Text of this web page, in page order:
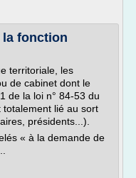
fonction
territoriale, les
de cabinet dont le
de la loi n° 84-53 du
lié au sort
présidents...).
« à la demande de